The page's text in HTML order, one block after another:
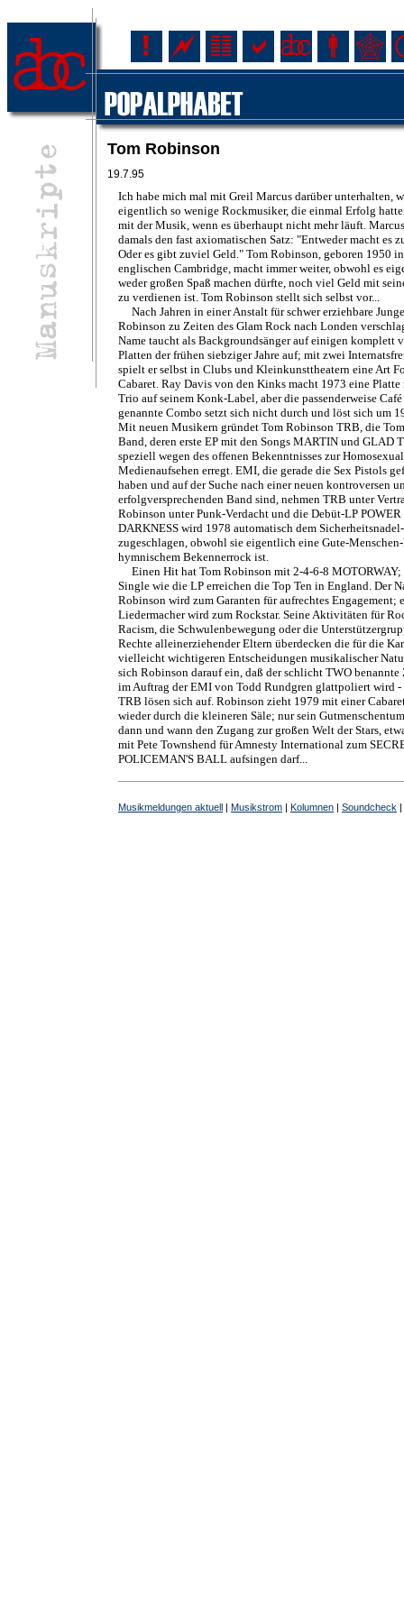
Tom Robinson
19.7.95
Ich habe mich mal mit Greil Marcus darüber unterhalten,
eigentlich so wenige Rockmusiker, die einmal Erfolg
mit der Musik, wenn es überhaupt nicht mehr läuft.
damals den fast axiomatischen Satz: "Entweder macht es
Oder es gibt zuviel Geld." Tom Robinson, geboren 1950 in
englischen Cambridge, macht immer weiter, obwohl es
weder großen Spaß machen dürfte, noch viel Geld mit
zu verdienen ist. Tom Robinson stellt sich selbst vor...
Nach Jahren in einer Anstalt für schwer erziehbare
Robinson zu Zeiten des Glam Rock nach Londen
Name taucht als Backgroundsänger auf einigen komplett
Platten der frühen siebziger Jahre auf; mit zwei
spielt er selbst in Clubs und Kleinkunsttheatern eine Art
Cabaret. Ray Davis von den Kinks macht 1973 eine Platte
Trio auf seinem Konk-Label, aber die passenderweise
genannte Combo setzt sich nicht durch und löst sich um
Mit neuen Musikern gründet Tom Robinson TRB, die
Band, deren erste EP mit den Songs MARTIN und GLAD
speziell wegen des offenen Bekenntnisses zur
Medienaufsehen erregt. EMI, die gerade die Sex Pistols
haben und auf der Suche nach einer neuen kontroversen
erfolgversprechenden Band sind, nehmen TRB unter
Robinson unter Punk-Verdacht und die Debüt-LP
DARKNESS wird 1978 automatisch dem
zugeschlagen, obwohl sie eigentlich eine Gute-
hymnischem Bekennerrock ist.
Einen Hit hat Tom Robinson mit 2-4-6-8 MOTORWAY;
Single wie die LP erreichen die Top Ten in England. Der
Robinson wird zum Garanten für aufrechtes Engagement;
Liedermacher wird zum Rockstar. Seine Aktivitäten für
Racism, die Schwulenbewegung oder die
Rechte alleinerziehender Eltern überdecken die für die
vielleicht wichtigeren Entscheidungen musikalischer
sich Robinson darauf ein, daß der schlicht TWO
im Auftrag der EMI von Todd Rundgren glattpoliert wird
TRB lösen sich auf. Robinson zieht 1979 mit einer
wieder durch die kleineren Säle; nur sein
dann und wann den Zugang zur großen Welt der Stars,
mit Pete Townshend für Amnesty International zum
POLICEMAN'S BALL aufsingen darf...
Musikmeldungen aktuell | Musikstrom | Kolumnen | Soundcheck |